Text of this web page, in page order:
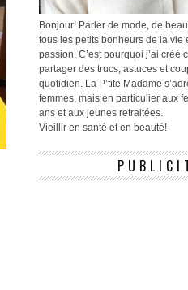
Bonjour! Parler de mode, de
tous les petits bonheurs de la vie
passion. C’est pourquoi j’ai créé
partager des trucs, astuces et
quotidien. La P’tite Madame
femmes, mais en particulier aux
ans et aux jeunes retraitées.
Vieillir en santé et en beauté!